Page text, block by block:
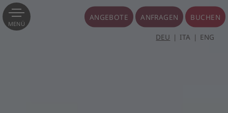
MENÜ
ANGEBOTE ANFRAGEN BUCHEN
DEU ITA ENG